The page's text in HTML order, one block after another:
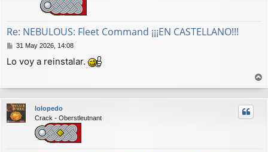
Re: NEBULOUS: Fleet Command ¡¡¡EN CASTELLANO!!!
M
n
e
31 May 2026, 14:08
Lo voy a reinstalar.
r
r
lolopedo
Crack - Oberstleutnant